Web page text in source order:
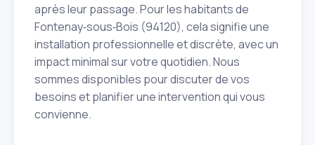
après leur passage. Pour les habitants de
Fontenay‑sous‑Bois (94120), cela signifie une
installation professionnelle et discrète, avec un
impact minimal sur votre quotidien. Nous
sommes disponibles pour discuter de vos
besoins et planifier une intervention qui vous
convienne.